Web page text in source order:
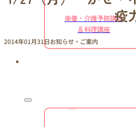
栄養・介護予防講話
＆料理講座
疫
2014年01月31日お知らせ・ご案内